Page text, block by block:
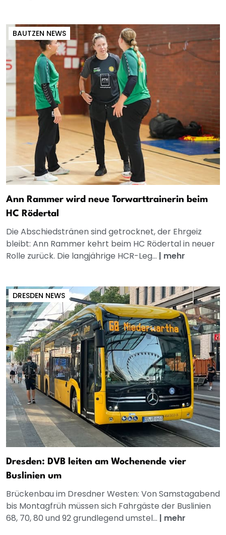
BAUTZEN NEWS
Ann Rammer wird neue Torwarttrainerin beim
HC Rödertal
Die Abschiedstränen sind getrocknet, der Ehrgeiz
bleibt: Ann Rammer kehrt beim HC Rödertal in neuer
Rolle zurück. Die langjährige HCR-Leg... | mehr
DRESDEN NEWS
Dresden: DVB leiten am Wochenende vier
Buslinien um
Brückenbau im Dresdner Westen: Von Samstagabend
bis Montagfrüh müssen sich Fahrgäste der Buslinien
68, 70, 80 und 92 grundlegend umstel... | mehr